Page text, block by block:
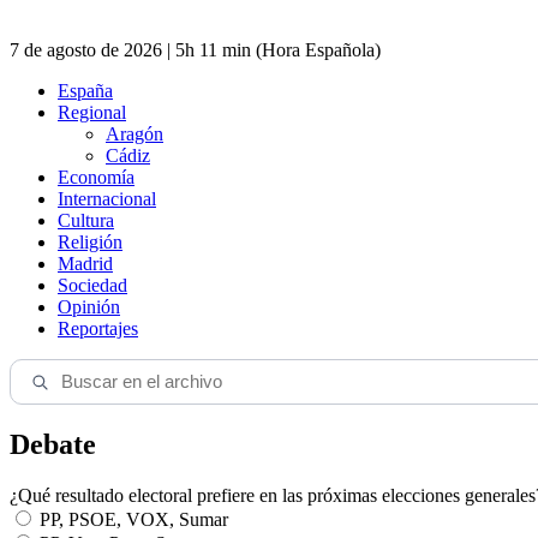
7 de agosto de 2026 | 5h 11 min (Hora Española)
España
Regional
Aragón
Cádiz
Economía
Internacional
Cultura
Religión
Madrid
Sociedad
Opinión
Reportajes
Debate
¿Qué resultado electoral prefiere en las próximas elecciones
PP, PSOE, VOX, Sumar